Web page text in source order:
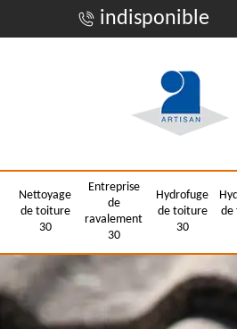
indisponible
Nettoyage
de toiture
30
Entreprise
de
ravalement
30
Hydrofuge
de toiture
30
de